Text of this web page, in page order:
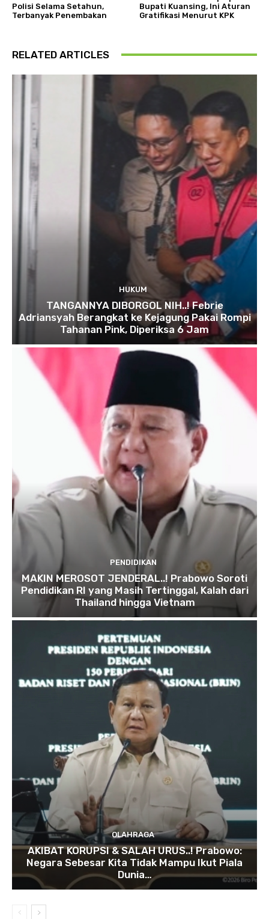
Polisi Selama Setahun,
Terbanyak Penembakan
Bupati Kuansing, Ini Aturan
Gratifikasi Menurut KPK
RELATED ARTICLES
HUKUM
TANGANNYA DIBORGOL NIH..! Febrie
Adriansyah Berangkat ke Kejagung Pakai Rompi
Tahanan Pink, Diperiksa 6 Jam
PENDIDIKAN
MAKIN MEROSOT JENDERAL..! Prabowo Soroti
Pendidikan RI yang Masih Tertinggal, Kalah dari
Thailand hingga Vietnam
OLAHRAGA
AKIBAT KORUPSI & SALAH URUS..! Prabowo:
Negara Sebesar Kita Tidak Mampu Ikut Piala
Dunia…